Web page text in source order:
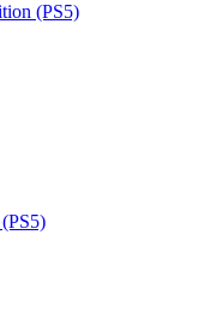
(PS5)